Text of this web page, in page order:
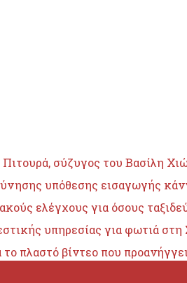
σύζυγος του Βασίλη
υπόθεσης εισαγωγής
ελέγχους για όσους
υπηρεσίας για φωτιά
πλαστό βίντεο που